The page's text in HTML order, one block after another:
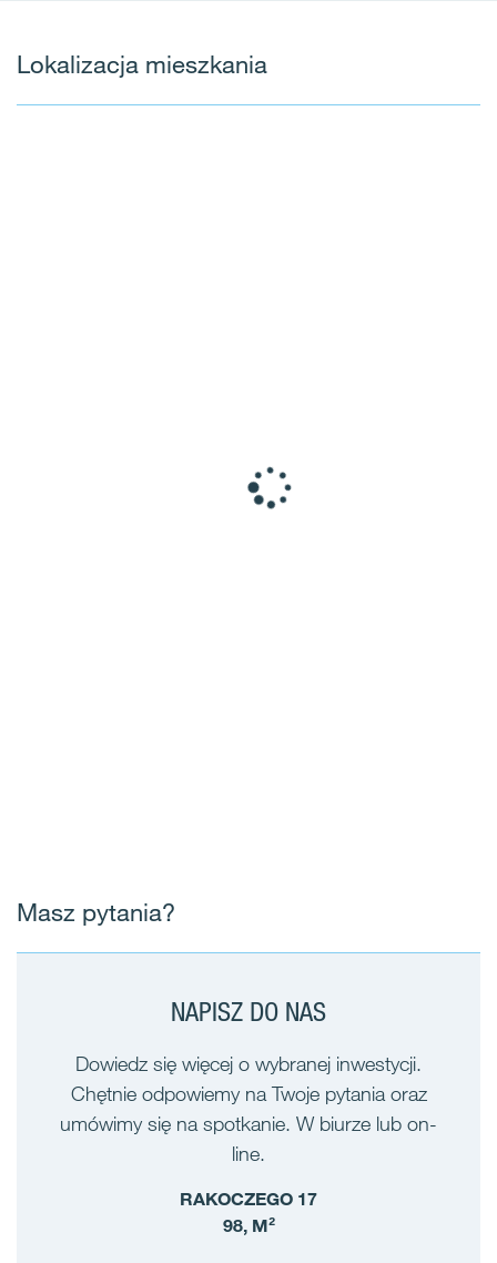
Lokalizacja mieszkania
Masz pytania?
NAPISZ DO NAS
Dowiedz się więcej o wybranej inwestycji.
Chętnie odpowiemy na Twoje pytania oraz
umówimy się na spotkanie. W biurze lub on-
line.
RAKOCZEGO 17
98, M²